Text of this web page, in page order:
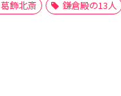
葛飾北斎 鎌倉殿の13人